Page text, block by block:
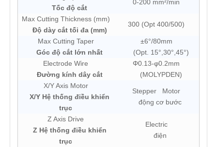
Tốc độ cắt
0-200 mm²/min
Max Cutting Thickness (mm)
Độ dày cắt tối đa (mm)
300 (Opt 400/500)
Max Cutting Taper
Góc độ cắt lớn nhất
±6°/80mm
(Opt. 15°,30°,45°)
Electrode Wire
Đường kính dây cắt
Φ0.13-φ0.2mm
(MOLYPDEN)
X/Y Axis Motor
X/Y Hệ thống điều khiển
trục
Stepper Motor
động cơ bước
Z Axis Drive
Z Hệ thống điều khiển
trục
Electric
điện